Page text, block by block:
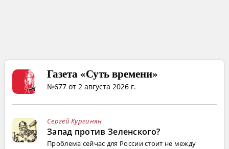
Газета «Суть времени»
№677 от 2 августа 2026 г.
Сергей Кургинян
Запад против Зеленского?
Проблема сейчас для России стоит не между